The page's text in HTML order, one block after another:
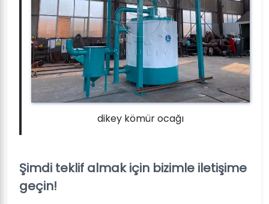
dikey kömür ocağı
Şimdi teklif almak için bizimle iletişime
geçin!